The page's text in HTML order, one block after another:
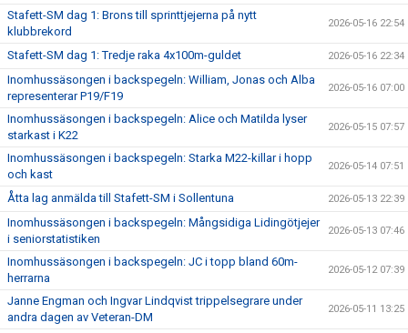
Stafett-SM dag 1: Brons till sprinttjejerna på nytt
klubbrekord
2026-05-16 22:54
Stafett-SM dag 1: Tredje raka 4x100m-guldet 2026-05-16 22:34
Inomhussäsongen i backspegeln: William, Jonas och Alba
representerar P19/F19
2026-05-16 07:00
Inomhussäsongen i backspegeln: Alice och Matilda lyser
starkast i K22
2026-05-15 07:57
Inomhussäsongen i backspegeln: Starka M22-killar i hopp
och kast
2026-05-14 07:51
Åtta lag anmälda till Stafett-SM i Sollentuna 2026-05-13 22:39
Inomhussäsongen i backspegeln: Mångsidiga Lidingötjejer
i seniorstatistiken
2026-05-13 07:46
Inomhussäsongen i backspegeln: JC i topp bland 60m-
herrarna
2026-05-12 07:39
Janne Engman och Ingvar Lindqvist trippelsegrare under
andra dagen av Veteran-DM
2026-05-11 13:25